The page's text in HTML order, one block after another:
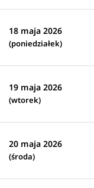
18 maja 2026
(poniedziałek)
19 maja 2026
(wtorek)
20 maja 2026
(środa)